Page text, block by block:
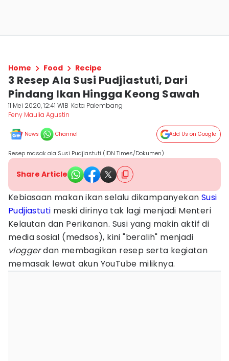
Home Food Recipe
3 Resep Ala Susi Pudjiastuti, Dari
Pindang Ikan Hingga Keong Sawah
11 Mei 2020, 12:41 WIB Kota Palembang
Feny Maulia Agustin
News Channel Add Us on Google
Resep masak ala Susi Pudjiastuti (IDN Times/Dokumen)
Share Article
Kebiasaan makan ikan selalu dikampanyekan Susi
Pudjiastuti meski dirinya tak lagi menjadi Menteri
Kelautan dan Perikanan. Susi yang makin aktif di
media sosial (medsos), kini "beralih" menjadi
vloggerdan membagikan resep serta kegiatan
memasak lewat akun YouTube miliknya.